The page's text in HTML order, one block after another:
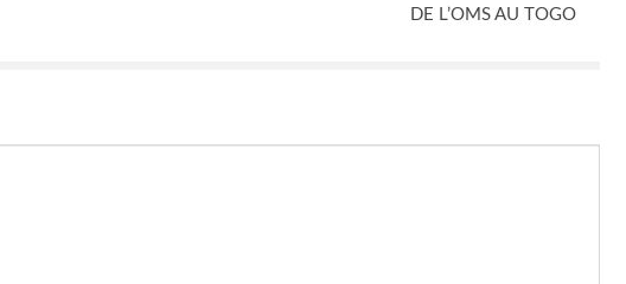
DE L’OMS AU TOGO